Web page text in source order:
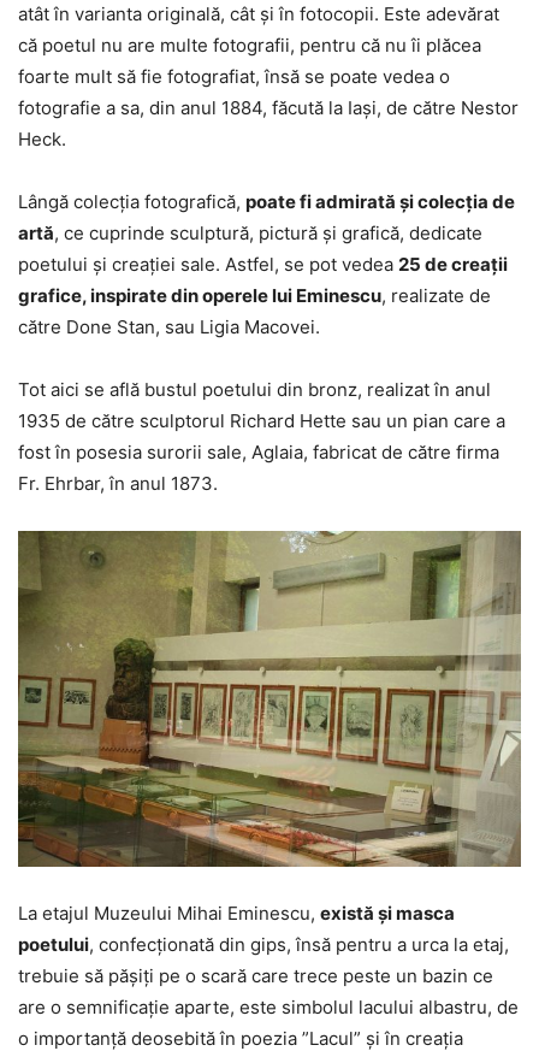
atât în varianta originală, cât şi în fotocopii. Este adevărat
că poetul nu are multe fotografii, pentru că nu îi plăcea
foarte mult să fie fotografiat, însă se poate vedea o
fotografie a sa, din anul 1884, făcută la Iaşi, de către Nestor
Heck.
Lângă colecţia fotografică, poate fi admirată şi colecţia de
artă, ce cuprinde sculptură, pictură şi grafică, dedicate
poetului şi creaţiei sale. Astfel, se pot vedea 25 de creaţii
grafice, inspirate din operele lui Eminescu, realizate de
către Done Stan, sau Ligia Macovei.
Tot aici se află bustul poetului din bronz, realizat în anul
1935 de către sculptorul Richard Hette sau un pian care a
fost în posesia surorii sale, Aglaia, fabricat de către firma
Fr. Ehrbar, în anul 1873.
La etajul Muzeului Mihai Eminescu, există şi masca
poetului, confecţionată din gips, însă pentru a urca la etaj,
trebuie să păşiţi pe o scară care trece peste un bazin ce
are o semnificaţie aparte, este simbolul lacului albastru, de
o importanţă deosebită în poezia ”Lacul” şi în creaţia